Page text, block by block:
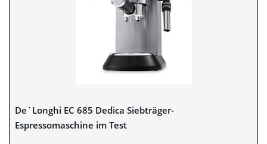
De´Longhi EC 685 Dedica Siebträger-
Espressomaschine im Test